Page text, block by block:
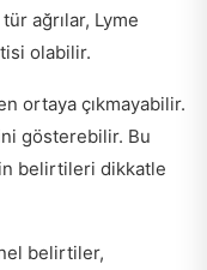
ağrılar, Lyme
olabilir.
ortaya çıkmayabilir.
gösterebilir. Bu
belirtileri dikkatle
belirtiler,